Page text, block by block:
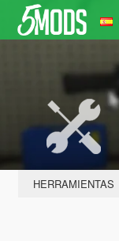
HERRAMIENTAS